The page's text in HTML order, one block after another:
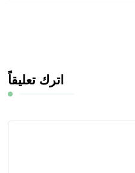
اترك تعليقاً